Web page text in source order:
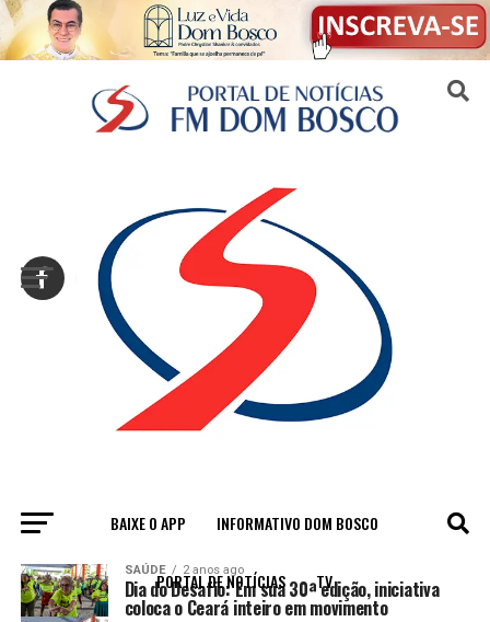
BAIXE O APP INFORMATIVO DOM BOSCO
PORTAL DE NOTÍCIAS TV
All posts tagged "dia do desafio"
SAÚDE 2 anos ago
Dia do Desafio: Em sua 30ª edição, iniciativa
coloca o Ceará inteiro em movimento
Sair da versão mobile